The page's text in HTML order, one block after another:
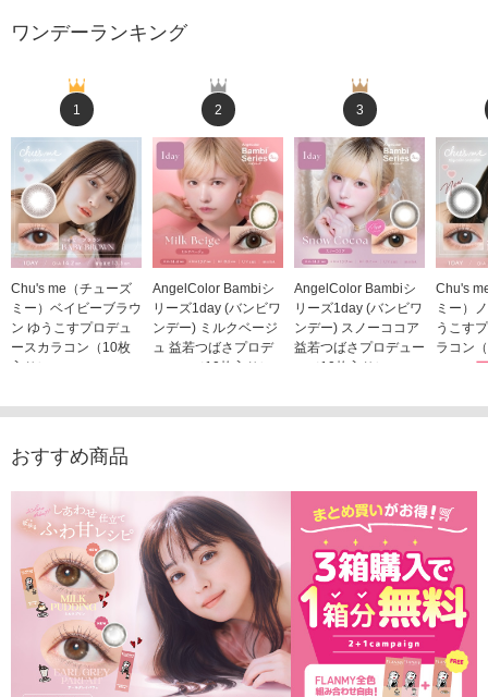
ワンデーランキング
1
Chu's me（チューズ
ミー）ベイビーブラウ
ン ゆうこすプロデュ
ースカラコン（10枚
入り）
2
AngelColor Bambiシ
リーズ1day (バンビワ
ンデー) ミルクベージ
ュ 益若つばさプロデ
ュース（10枚入り）
3
AngelColor Bambiシ
リーズ1day (バンビワ
ンデー) スノーココア
益若つばさプロデュー
ス（10枚入り）
Chu's
ミー）
うこす
ラコン
1,705
おすすめ商品